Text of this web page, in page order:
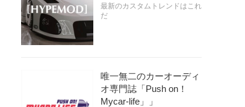
最新のカスタムトレンドはこれ
だ
唯一無二のカーオーディ
オ専門誌「Push on！
Mycar-life」」